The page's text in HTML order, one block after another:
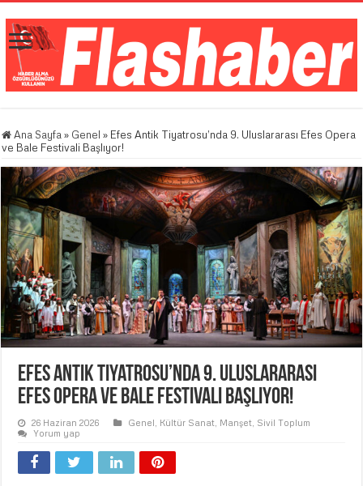
Ana Sayfa » Genel » Efes Antik Tiyatrosu’nda 9. Uluslararası Efes Opera
ve Bale Festivali Başlıyor!
Efes Antik Tiyatrosu’nda 9. Uluslararası
Efes Opera ve Bale Festivali Başlıyor!
26 Haziran 2026 Genel Kültür Sanat Manşet Sivil Toplum
Yorum yap